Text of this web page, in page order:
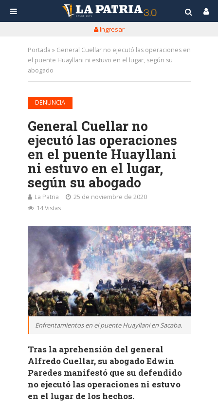
Ingresar
Portada » General Cuellar no ejecutó las operaciones en
el puente Huayllani ni estuvo en el lugar, según su
abogado
DENUNCIA
General Cuellar no
ejecutó las operaciones
en el puente Huayllani
ni estuvo en el lugar,
según su abogado
La Patria
25 de noviembre de 2020
14 Vistas
Enfrentamientos en el puente Huayllani en Sacaba.
Tras la aprehensión del general
Alfredo Cuellar, su abogado Edwin
Paredes manifestó que su defendido
no ejecutó las operaciones ni estuvo
en el lugar de los hechos.